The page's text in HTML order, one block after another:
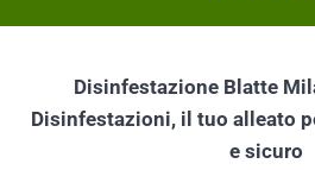
Disinfestazione Blatte
Disinfestazioni, il tuo alleato
e sicuro